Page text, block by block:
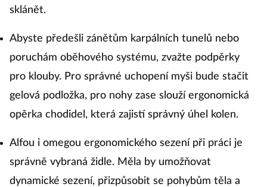
sklánět.
Abyste předešli zánětům karpálních tunelů nebo
poruchám oběhového systému, zvažte podpěrky
pro klouby. Pro správné uchopení myši bude stačit
gelová podložka, pro nohy zase slouží ergonomická
opěrka chodidel, která zajistí správný úhel kolen.
Alfou i omegou ergonomického sezení při práci je
správně vybraná židle. Měla by umožňovat
dynamické sezení, přizpůsobit se pohybům těla a